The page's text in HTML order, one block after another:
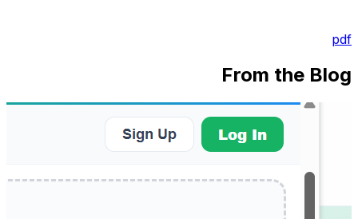
pdf
From the Blog